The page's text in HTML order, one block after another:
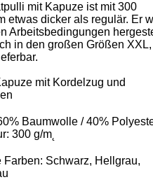
mit Kapuze ist mit 300
etwas dicker als regulär. Er
Arbeitsbedingungen
in den großen Größen
mit Kordelzug und
Baumwolle / 40%
300 g/m˛
Farben: Schwarz, Hellgrau,